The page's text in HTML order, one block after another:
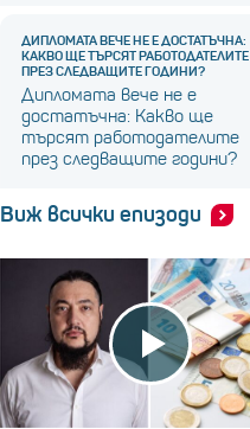
ДИПЛОМАТА ВЕЧЕ НЕ Е ДОСТАТЪЧНА:
КАКВО ЩЕ ТЪРСЯТ РАБОТОДАТЕЛИТЕ
ПРЕЗ СЛЕДВАЩИТЕ ГОДИНИ?
Дипломата вече не е
достатъчна: Какво ще
търсят работодателите
през следващите години?
Виж всички епизоди